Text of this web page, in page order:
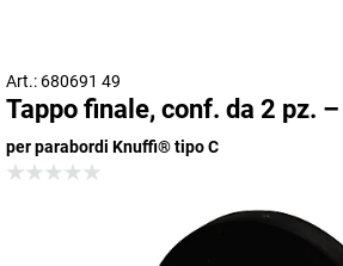
Art.: 680691 49
Tappo finale, conf. da 2 pz. –
per parabordi Knuffi® tipo C